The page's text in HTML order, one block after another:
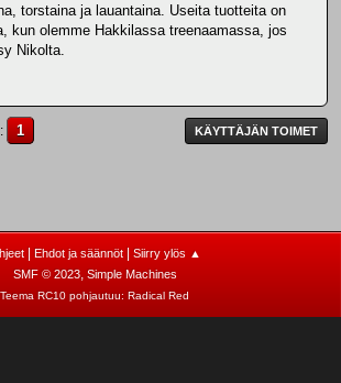
torstaina ja lauantaina. Useita tuotteita on
kun olemme Hakkilassa treenaamassa, jos
Nikolta.
1 KÄYTTÄJÄN TOIMET
| Ehdot ja säännöt|
Siirry ylös ▲
SMF © 2023, Simple Machines
Teema RC10 pohjautuu: Radical Red